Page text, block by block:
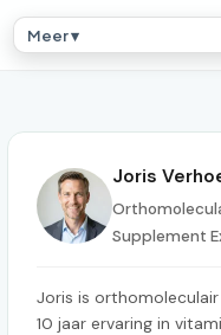
Meer ▾
Joris
Supplement
Joris is
10 jaar ervaring in